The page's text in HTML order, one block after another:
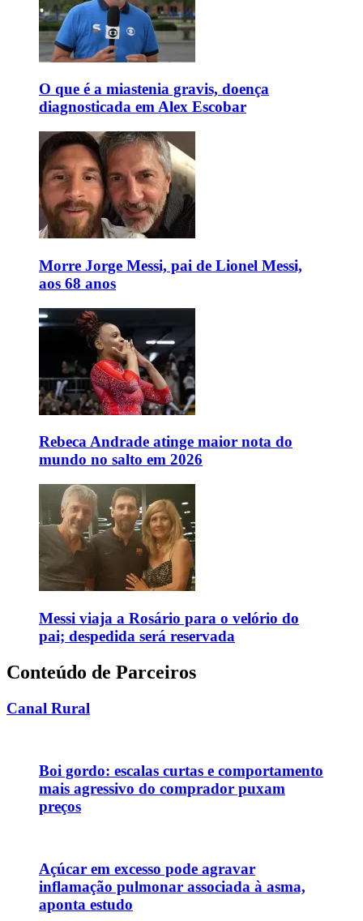
O que é a miastenia gravis, doença
diagnosticada em Alex Escobar
Morre Jorge Messi, pai de Lionel Messi,
aos 68 anos
Rebeca Andrade atinge maior nota do
mundo no salto em 2026
Messi viaja a Rosário para o velório do
pai; despedida será reservada
Conteúdo de Parceiros
Canal Rural
Boi gordo: escalas curtas e comportamento
mais agressivo do comprador puxam
preços
Açúcar em excesso pode agravar
inflamação pulmonar associada à asma,
aponta estudo